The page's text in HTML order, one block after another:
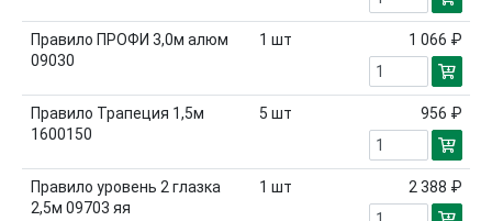
Правило ПРОФИ 3,0м алюм
09030
1 шт 1 066 ₽
Правило Трапеция 1,5м
1600150
5 шт 956 ₽
Правило уровень 2 глазка
2,5м 09703 яя
1 шт 2 388 ₽